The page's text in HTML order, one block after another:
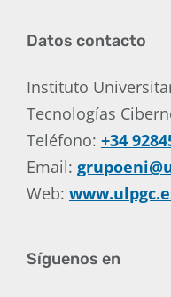
Datos contacto
Instituto
Tecnologías
Teléfono: +34
Email:
Web:
Síguenos en